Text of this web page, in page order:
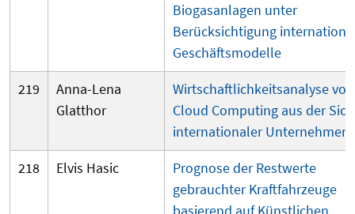
Biogasanlagen unter
Berücksichtigung
Geschäftsmodelle
219
Anna-Lena
Glatthor
Wirtschaftlichkeitsanalyse von
Cloud Computing aus der
internationaler Unternehmen
218
Elvis Hasic
Prognose der Restwerte
gebrauchter Kraftfahrzeuge